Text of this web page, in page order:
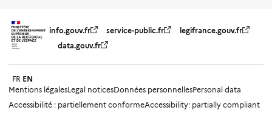
info.gouv.fr service-public.fr
legifrance.gouv.fr
data.gouv.fr
FR EN
Mentions légalesLegal noticesDonnées personnellesPersonal data
Accessibilité : partiellement conformeAccessibility: partially compliant